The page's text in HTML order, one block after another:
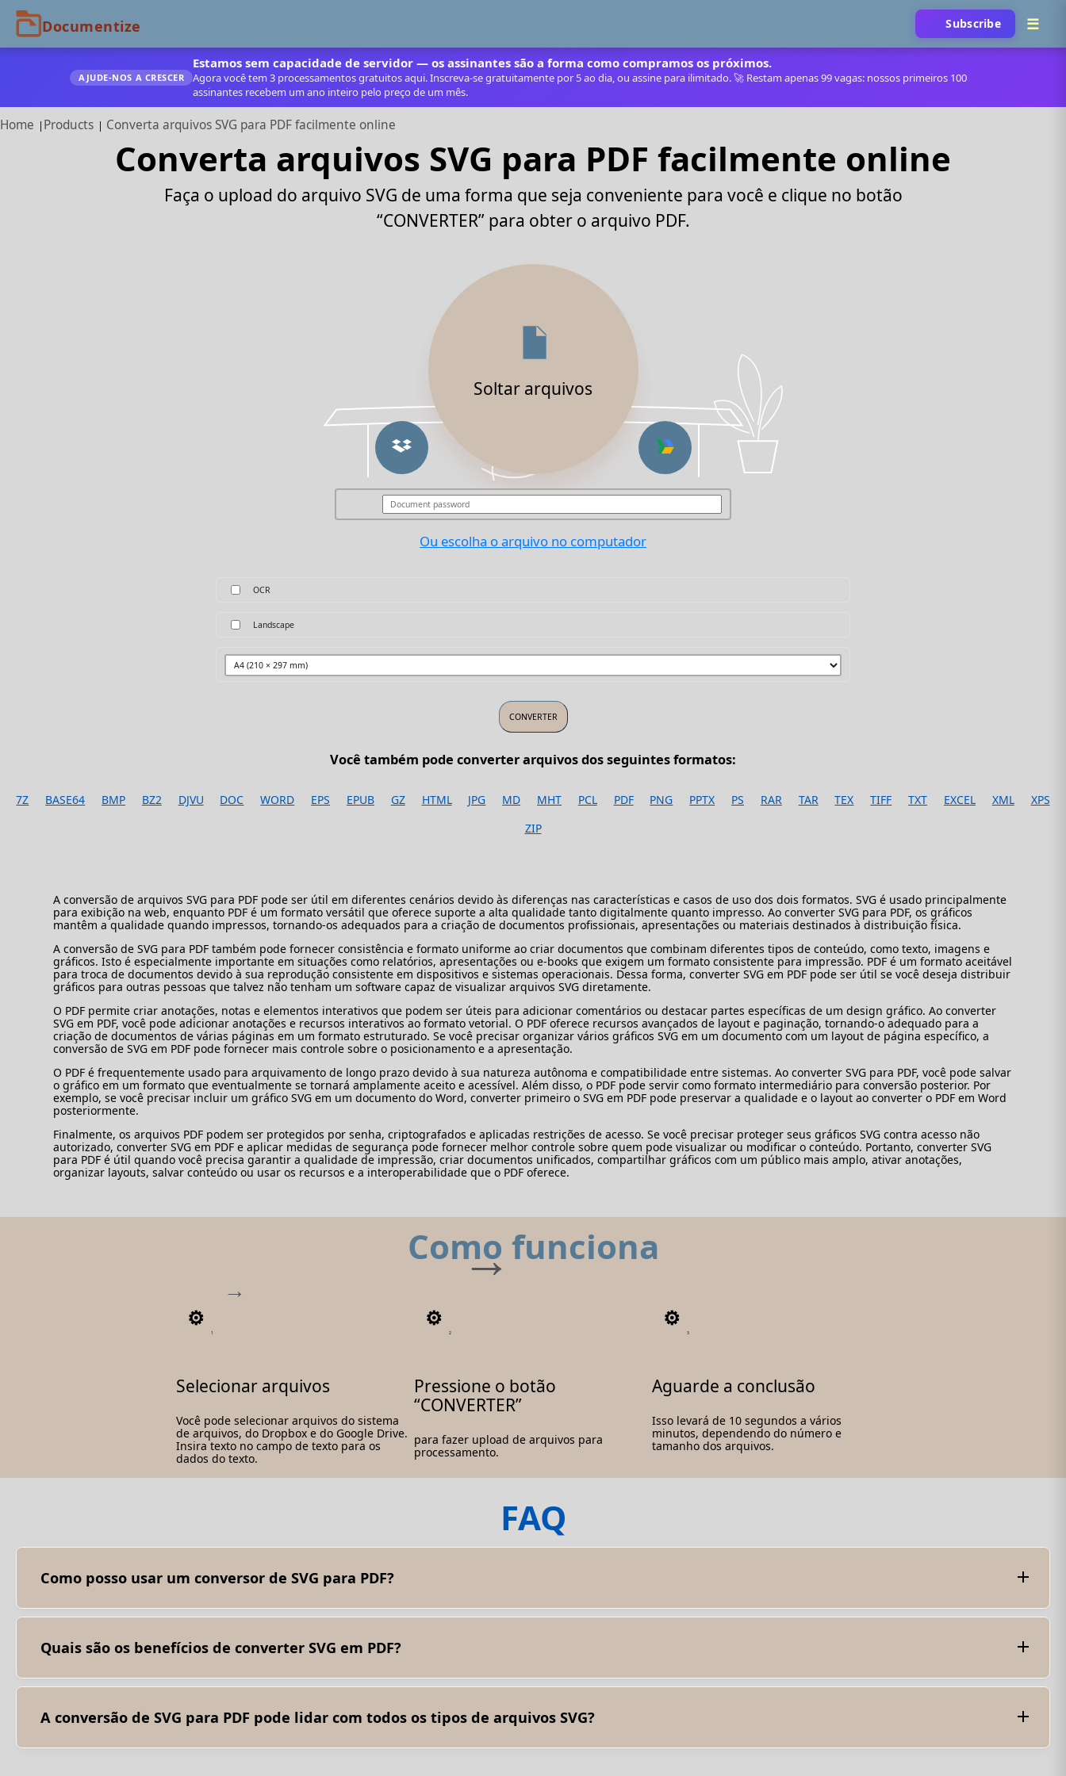
Subscribe
AJUDE‑NOS A CRESCER
Estamos sem capacidade de servidor — os assinantes são a forma como compramos os próximos.
Agora você tem 3 processamentos gratuitos aqui. Inscreva‑se gratuitamente por 5 ao dia, ou assine para ilimitado. 🚀 Restam apenas 99 vagas: nossos primeiros 100
assinantes recebem um ano inteiro pelo preço de um mês.
Home Products Converta arquivos SVG para PDF facilmente online
Converta arquivos SVG para PDF facilmente online
Faça o upload do arquivo SVG de uma forma que seja conveniente para você e clique no botão
“CONVERTER” para obter o arquivo PDF.
Soltar arquivos
Ou escolha o arquivo no computador
OCR
Landscape
Você também pode converter arquivos dos seguintes formatos:
7Z BASE64 BMP BZ2 DJVU DOC WORD EPS EPUB GZ HTML JPG MD MHT PCL PDF PNG PPTX PS RAR TAR TEX TIFF TXT EXCEL XML
XPS
ZIP
A conversão de arquivos SVG para PDF pode ser útil em diferentes cenários devido às diferenças nas características e casos de uso dos dois formatos. SVG é usado principalmente
para exibição na web, enquanto PDF é um formato versátil que oferece suporte a alta qualidade tanto digitalmente quanto impresso. Ao converter SVG para PDF, os gráficos
mantêm a qualidade quando impressos, tornando-os adequados para a criação de documentos profissionais, apresentações ou materiais destinados à distribuição física.
A conversão de SVG para PDF também pode fornecer consistência e formato uniforme ao criar documentos que combinam diferentes tipos de conteúdo, como texto, imagens e
gráficos. Isto é especialmente importante em situações como relatórios, apresentações ou e-books que exigem um formato consistente para impressão. PDF é um formato aceitável
para troca de documentos devido à sua reprodução consistente em dispositivos e sistemas operacionais. Dessa forma, converter SVG em PDF pode ser útil se você deseja distribuir
gráficos para outras pessoas que talvez não tenham um software capaz de visualizar arquivos SVG diretamente.
O PDF permite criar anotações, notas e elementos interativos que podem ser úteis para adicionar comentários ou destacar partes específicas de um design gráfico. Ao converter
SVG em PDF, você pode adicionar anotações e recursos interativos ao formato vetorial. O PDF oferece recursos avançados de layout e paginação, tornando-o adequado para a
criação de documentos de várias páginas em um formato estruturado. Se você precisar organizar vários gráficos SVG em um documento com um layout de página específico, a
conversão de SVG em PDF pode fornecer mais controle sobre o posicionamento e a apresentação.
O PDF é frequentemente usado para arquivamento de longo prazo devido à sua natureza autônoma e compatibilidade entre sistemas. Ao converter SVG para PDF, você pode salvar
o gráfico em um formato que eventualmente se tornará amplamente aceito e acessível. Além disso, o PDF pode servir como formato intermediário para conversão posterior. Por
exemplo, se você precisar incluir um gráfico SVG em um documento do Word, converter primeiro o SVG em PDF pode preservar a qualidade e o layout ao converter o PDF em Word
posteriormente.
Finalmente, os arquivos PDF podem ser protegidos por senha, criptografados e aplicadas restrições de acesso. Se você precisar proteger seus gráficos SVG contra acesso não
autorizado, converter SVG em PDF e aplicar medidas de segurança pode fornecer melhor controle sobre quem pode visualizar ou modificar o conteúdo. Portanto, converter SVG
para PDF é útil quando você precisa garantir a qualidade de impressão, criar documentos unificados, compartilhar gráficos com um público mais amplo, ativar anotações,
organizar layouts, salvar conteúdo ou usar os recursos e a interoperabilidade que o PDF oferece.
Como funciona
1
Selecionar arquivos
Você pode selecionar arquivos do sistema
de arquivos, do Dropbox e do Google Drive.
Insira texto no campo de texto para os
dados do texto.
2
Pressione o botão
“CONVERTER”
para fazer upload de arquivos para
processamento.
3
Aguarde a conclusão
Isso levará de 10 segundos a vários
minutos, dependendo do número e
tamanho dos arquivos.
FAQ
Como posso usar um conversor de SVG para PDF?
arquivo SVG e gerará um documento PDF que você poderá salvar ou baixar.
Quais são os benefícios de converter SVG em PDF?
impressão. Preservação de gráficos vetoriais: o SVG é um formato gráfico vetorial, e o PDF também pode lidar com gráficos vetoriais, garantindo que a qualidade da imagem original
A conversão de SVG para PDF pode lidar com todos os tipos de arquivos SVG?
complexas ou interações de script podem não ser totalmente preservadas durante o processo de conversão.